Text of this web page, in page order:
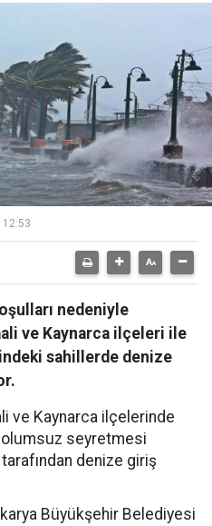
nedeniyle
ve Kaynarca ilçeleri ile
sahillerde denize
ve Kaynarca ilçelerinde
olumsuz seyretmesi
denize giriş
Büyükşehir Belediyesi